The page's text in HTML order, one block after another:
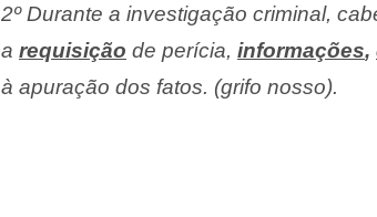
2º Durante a investigação criminal,
a requisição de perícia, informações,
à apuração dos fatos. (grifo nosso).